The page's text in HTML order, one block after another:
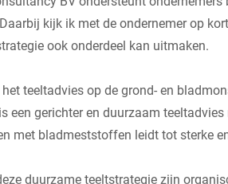
kijk ik met de ondernemer op
ook onderdeel kan uitmaken.
teeltadvies op de grond- en
een gerichter en duurzaam
met bladmeststoffen leidt tot sterke
duurzame teeltstrategie zijn